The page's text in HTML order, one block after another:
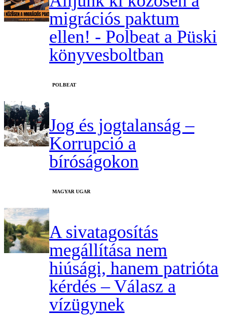
migrációs paktum
ellen! - Polbeat a Püski
könyvesboltban
‎POLBEAT
Jog és jogtalanság –
Korrupció a
bíróságokon
MAGYAR UGAR
A sivatagosítás
megállítása nem
hiúsági, hanem patrióta
kérdés – Válasz a
vízügynek